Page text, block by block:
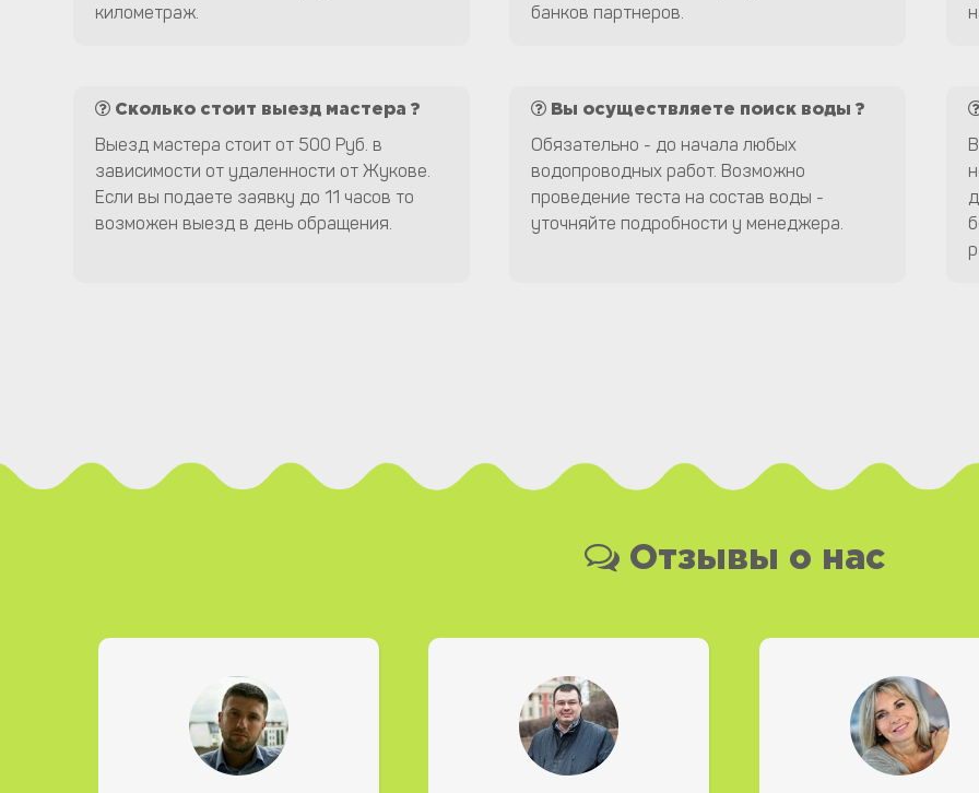
километраж.
банков партнеров.
Сколько стоит выезд мастера ?
Выезд мастера стоит от 500 Руб. в
зависимости от удаленности от Жукове.
Если вы подаете заявку до 11 часов то
возможен выезд в день обращения.
Вы осуществляете поиск воды ?
Обязательно - до начала любых
водопроводных работ. Возможно
проведение теста на состав воды -
уточняйте подробности у менеджера.
Отзывы о нас